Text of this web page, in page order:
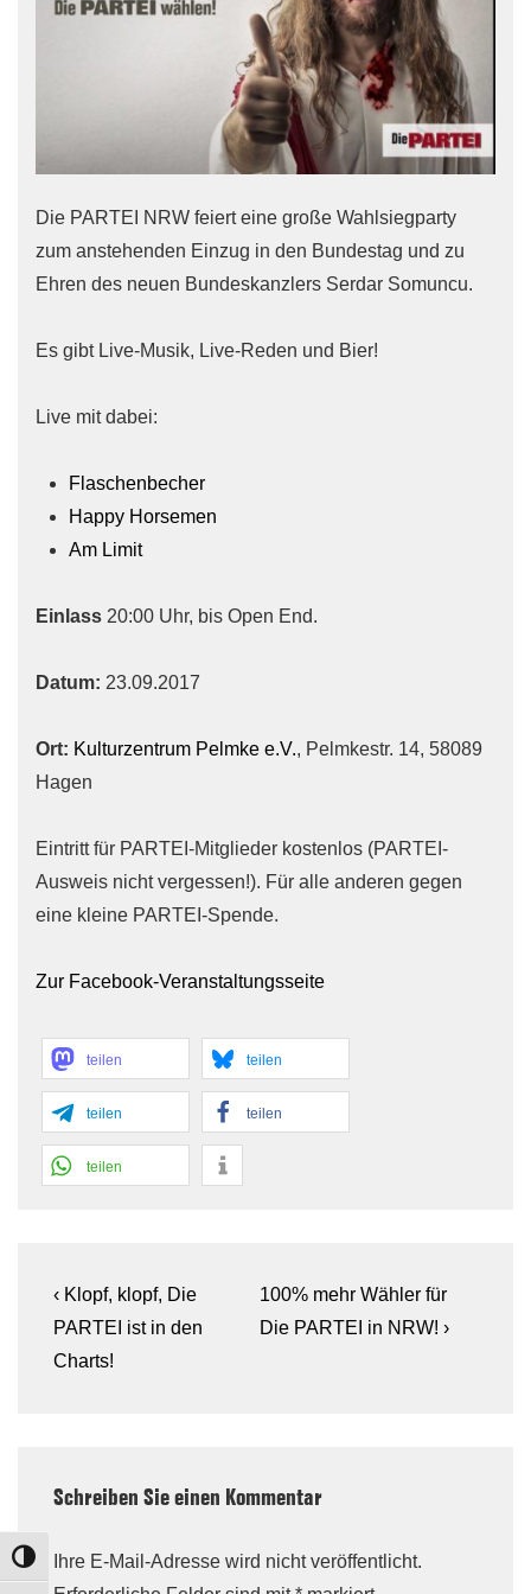
TOGGLE HIGH CONTRAST
Die PARTEI NRW feiert eine große Wahlsiegparty
zum anstehenden Einzug in den Bundestag und zu
Ehren des neuen Bundeskanzlers Serdar Somuncu.
Es gibt Live-Musik, Live-Reden und Bier!
Live mit dabei:
Flaschenbecher
Happy Horsemen
Am Limit
Einlass 20:00 Uhr, bis Open End.
Datum: 23.09.2017
Ort: Kulturzentrum Pelmke e.V., Pelmkestr. 14, 58089
Hagen
Eintritt für PARTEI-Mitglieder kostenlos (PARTEI-
Ausweis nicht vergessen!). Für alle anderen gegen
eine kleine PARTEI-Spende.
Zur Facebook-Veranstaltungsseite
teilen teilen
teilen teilen
teilen
Beitragsnavigation
Previous
Post
is
‹ Klopf, klopf, Die
PARTEI ist in den
Charts!
Next
Post
100% mehr Wähler für
Die PARTEI in NRW! ›
Schreiben Sie einen Kommentar
Ihre E-Mail-Adresse wird nicht veröffentlicht.